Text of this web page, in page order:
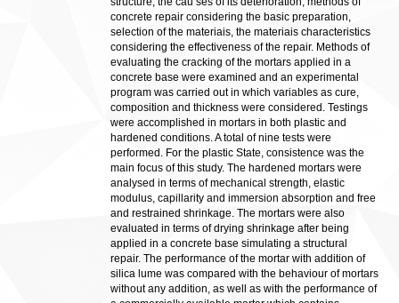
concrete repair considering the basic preparation,
selection of the materiais, the materiais characteristics
considering the effectiveness of the repair. Methods of
evaluating the cracking of the mortars applied in a
concrete base were examined and an experimental
program was carried out in which variables as cure,
composition and thickness were considered. Testings
were accomplished in mortars in both plastic and
hardened conditions. A total of nine tests were
performed. For the plastic State, consistence was the
main focus of this study. The hardened mortars were
analysed in terms of mechanical strength, elastic
modulus, capillarity and immersion absorption and free
and restrained shrinkage. The mortars were also
evaluated in terms of drying shrinkage after being
applied in a concrete base simulating a structural
repair. The performance of the mortar with addition of
silica lume was compared with the behaviour of mortars
without any addition, as well as with the performance of